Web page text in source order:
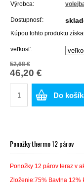
Výrobca:
Dostupnosť:
Kúpou tohto produktu
veľkosť:
52,68 €
46,20 €
Do
Ponožky thermo 12 párov
Ponožky 12 párov teraz v
Zloženie:75% Bavlna 12%